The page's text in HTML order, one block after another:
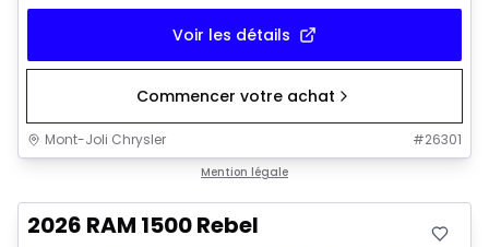
Voir les détails
Commencer votre achat
Mont-Joli Chrysler #26301
Mention légale
2026 RAM 1500 Rebel